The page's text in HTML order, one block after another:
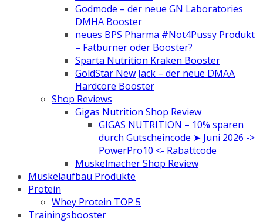
Godmode – der neue GN Laboratories
DMHA Booster
neues BPS Pharma #Not4Pussy Produkt
– Fatburner oder Booster?
Sparta Nutrition Kraken Booster
GoldStar New Jack – der neue DMAA
Hardcore Booster
Shop Reviews
Gigas Nutrition Shop Review
GIGAS NUTRITION – 10% sparen
durch Gutscheincode ➤ Juni 2026 ->
PowerPro10 <- Rabattcode
Muskelmacher Shop Review
Muskelaufbau Produkte
Protein
Whey Protein TOP 5
Trainingsbooster